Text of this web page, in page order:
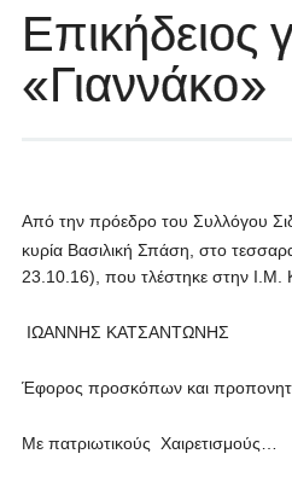
Επικήδειος
«Γιαννάκο»
Από την πρόεδρο του Συλλόγου
κυρία Βασιλική Σπάση, στο
23.10.16), που τλέστηκε στην Ι.Μ.
ΙΩΑΝΝΗΣ ΚΑΤΣΑΝΤΩΝΗΣ
Έφορος προσκόπων και
Με πατριωτικούς Χαιρετισμούς…